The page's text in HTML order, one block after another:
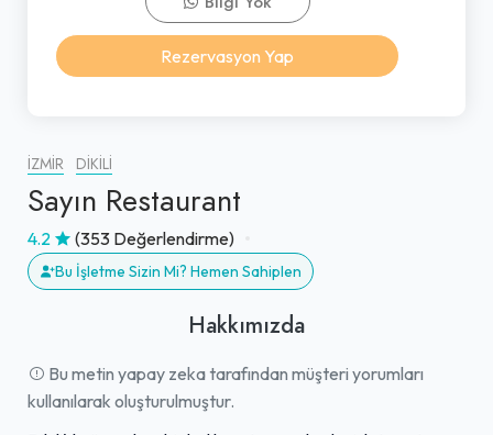
İZMIR DIKILI
Sayın Restaurant
4.2 (353 Değerlendirme)
Bu İşletme Sizin Mi? Hemen Sahiplen
Hakkımızda
Bu metin yapay zeka tarafından müşteri yorumları
kullanılarak oluşturulmuştur.
Rezervasyon Yap